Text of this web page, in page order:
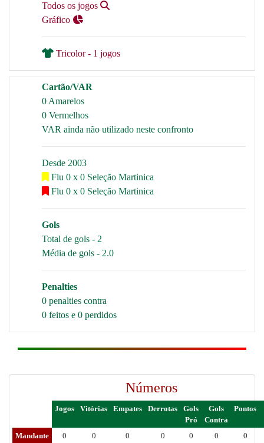
Todos os jogos
Gráfico
Tricolor - 1 jogos
Cartão/VAR
0 Amarelos
0 Vermelhos
VAR ainda não utilizado neste confronto
Desde 2003
Flu 0 x 0 Seleção Martinica
Flu 0 x 0 Seleção Martinica
Gols
Total de gols - 2
Média de gols - 2.0
Penalties
0 penalties contra
0 feitos e 0 perdidos
Números
Jogos Vitórias Empates Derrotas
Gols
Pró
Gols
Contra
Pontos
Mandante 0 0 0 0 0 0
0